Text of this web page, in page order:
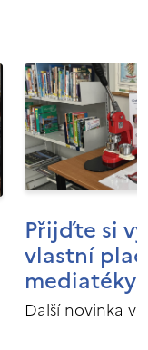
Přijďte si
vlastní
mediatéky
Další novinka v